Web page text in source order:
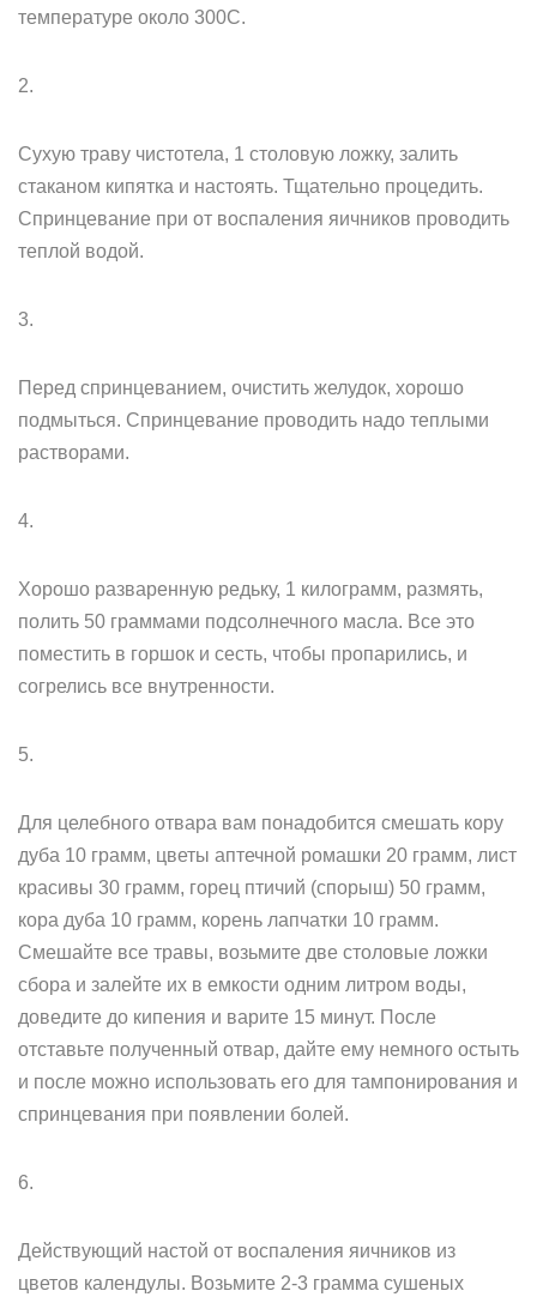
температуре около 300С.
2.
Сухую траву чистотела, 1 столовую ложку, залить
стаканом кипятка и настоять. Тщательно процедить.
Спринцевание при от воспаления яичников проводить
теплой водой.
3.
Перед спринцеванием, очистить желудок, хорошо
подмыться. Спринцевание проводить надо теплыми
растворами.
4.
Хорошо разваренную редьку, 1 килограмм, размять,
полить 50 граммами подсолнечного масла. Все это
поместить в горшок и сесть, чтобы пропарились, и
согрелись все внутренности.
5.
Для целебного отвара вам понадобится смешать кору
дуба 10 грамм, цветы аптечной ромашки 20 грамм, лист
красивы 30 грамм, горец птичий (спорыш) 50 грамм,
кора дуба 10 грамм, корень лапчатки 10 грамм.
Смешайте все травы, возьмите две столовые ложки
сбора и залейте их в емкости одним литром воды,
доведите до кипения и варите 15 минут. После
отставьте полученный отвар, дайте ему немного остыть
и после можно использовать его для тампонирования и
спринцевания при появлении болей.
6.
Действующий настой от воспаления яичников из
цветов календулы. Возьмите 2-3 грамма сушеных